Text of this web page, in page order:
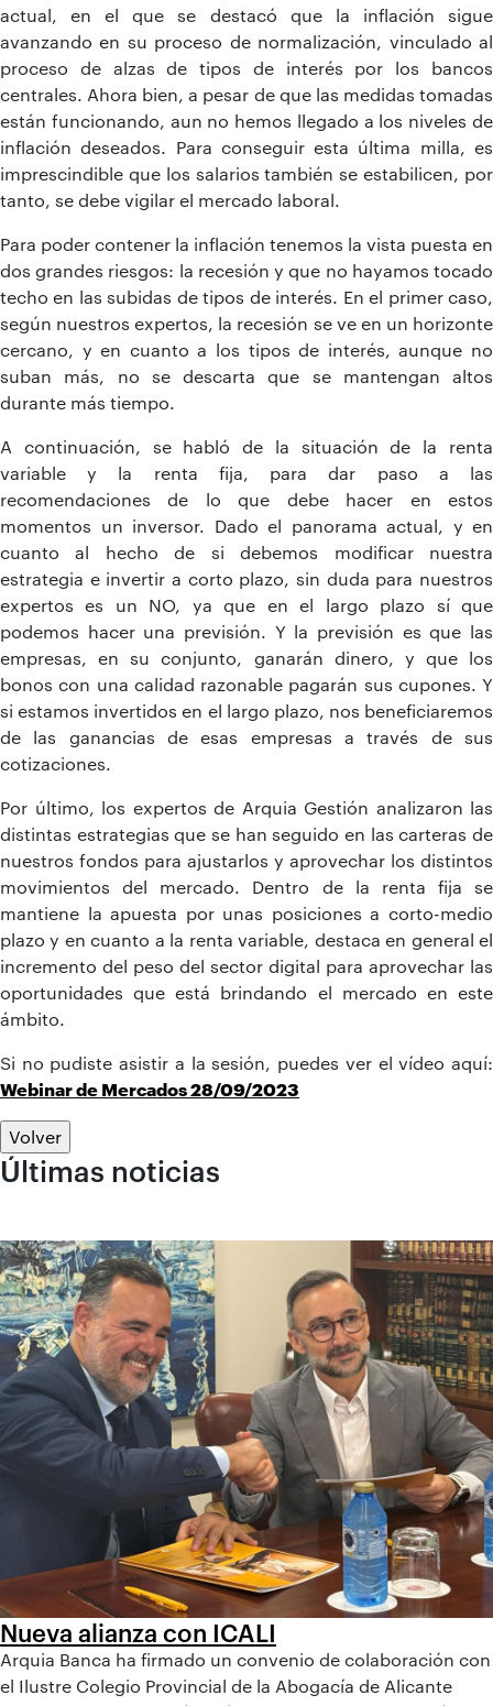
actual, en el que se destacó que la inflación sigue
avanzando en su proceso de normalización, vinculado al
proceso de alzas de tipos de interés por los bancos
centrales. Ahora bien, a pesar de que las medidas tomadas
están funcionando, aun no hemos llegado a los niveles de
inflación deseados. Para conseguir esta última milla, es
imprescindible que los salarios también se estabilicen, por
tanto, se debe vigilar el mercado laboral.
Para poder contener la inflación tenemos la vista puesta en
dos grandes riesgos: la recesión y que no hayamos tocado
techo en las subidas de tipos de interés. En el primer caso,
según nuestros expertos, la recesión se ve en un horizonte
cercano, y en cuanto a los tipos de interés, aunque no
suban más, no se descarta que se mantengan altos
durante más tiempo.
A continuación, se habló de la situación de la renta
variable y la renta fija, para dar paso a las
recomendaciones de lo que debe hacer en estos
momentos un inversor. Dado el panorama actual, y en
cuanto al hecho de si debemos modificar nuestra
estrategia e invertir a corto plazo, sin duda para nuestros
expertos es un NO, ya que en el largo plazo sí que
podemos hacer una previsión. Y la previsión es que las
empresas, en su conjunto, ganarán dinero, y que los
bonos con una calidad razonable pagarán sus cupones. Y
si estamos invertidos en el largo plazo, nos beneficiaremos
de las ganancias de esas empresas a través de sus
cotizaciones.
Por último, los expertos de Arquia Gestión analizaron las
distintas estrategias que se han seguido en las carteras de
nuestros fondos para ajustarlos y aprovechar los distintos
movimientos del mercado. Dentro de la renta fija se
mantiene la apuesta por unas posiciones a corto-medio
plazo y en cuanto a la renta variable, destaca en general el
incremento del peso del sector digital para aprovechar las
oportunidades que está brindando el mercado en este
ámbito.
Si no pudiste asistir a la sesión, puedes ver el vídeo aquí:
Webinar de Mercados 28/09/2023
Volver
Últimas noticias
Nueva alianza con ICALI
Arquia Banca ha firmado un convenio de colaboración con
el Ilustre Colegio Provincial de la Abogacía de Alicante